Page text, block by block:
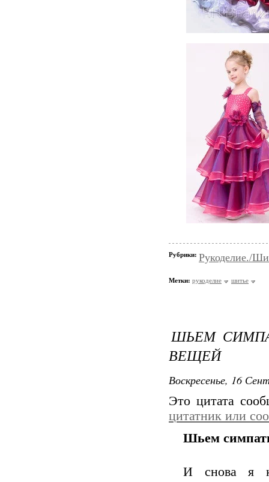
Рубрики: Рукоделие./
Метки: рукоделие шитье
ШЬЕМ
ВЕЩЕЙ
Воскресенье, 16
Это цитата
цитатник или
Шьем
И снова я